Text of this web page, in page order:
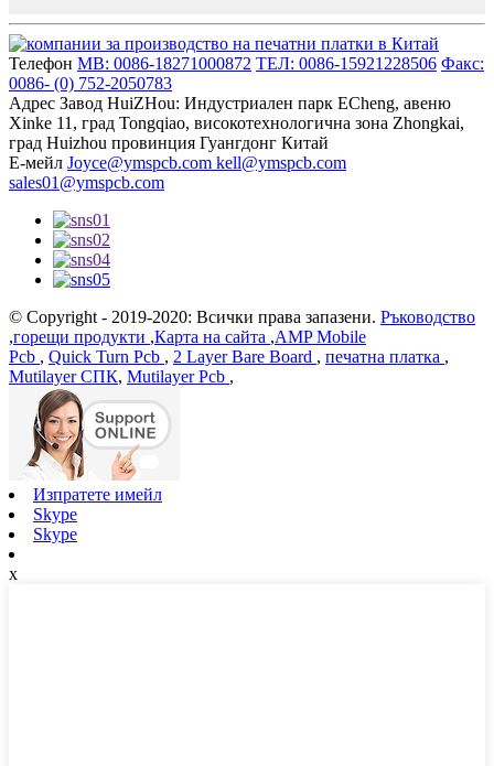
Телефон MB: 0086-18271000872 ТЕЛ: 0086-15921228506 Факс:
0086- (0) 752-2050783
Адрес Завод HuiZHou: Индустриален парк ECheng, авеню
Xinke 11, град Tongqiao, високотехнологична зона Zhongkai,
град Huizhou провинция Гуангдонг Китай
Е-мейл Joyce@ymspcb.com kell@ymspcb.com
sales01@ymspcb.com
© Copyright - 2019-2020: Всички права запазени. Ръководство
,горещи продукти ,Карта на сайта ,AMP Mobile
Pcb , Quick Turn Pcb , 2 Layer Bare Board , печатна платка ,
Mutilayer СПК, Mutilayer Pcb ,
Изпратете имейл
Skype
Skype
х